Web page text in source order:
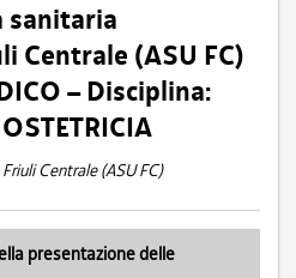
sanitaria
Centrale (ASU FC)
– Disciplina:
Centrale (ASU FC)
presentazione delle